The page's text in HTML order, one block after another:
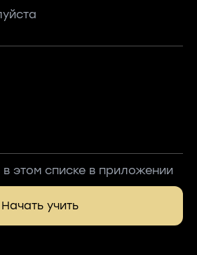
этом списке в приложении
Начать учить